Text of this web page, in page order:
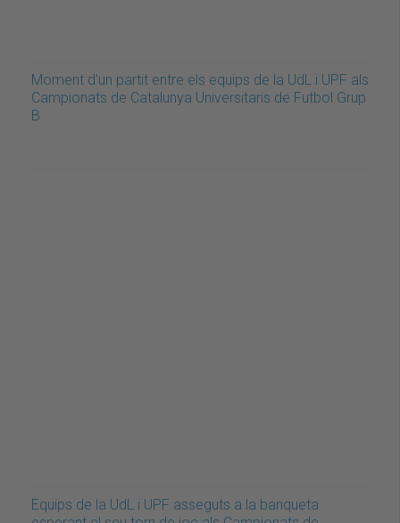
Moment d'un partit entre els equips de la UdL i UPF als
Campionats de Catalunya Universitaris de Futbol Grup
B
Equips de la UdL i UPF asseguts a la banqueta